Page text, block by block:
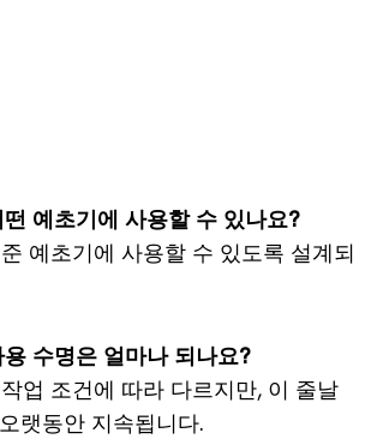
예초기에 사용할 수 있나요?
예초기에 사용할 수 있도록 설계되
수명은 얼마나 되나요?
업 조건에 따라 다르지만, 이 줄날
랫동안 지속됩니다.